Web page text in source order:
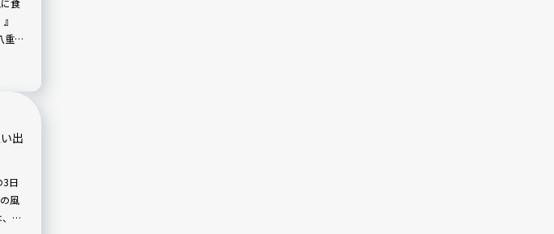
食
重北
出
3日
風
着